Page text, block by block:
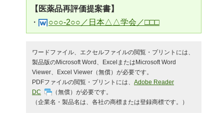
【医薬品再評価提案書】
・
○○○-2○○／日本△△学会／□□□
ワードファイル、エクセルファイルの閲覧・プリントには、
製品版のMicrosoft Word、ExcelまたはMicrosoft Word
Viewer、Excel Viewer（無償）が必要です。
PDFファイルの閲覧・プリントには、 Adobe Reader
DC
（無償）が必要です。
（企業名・製品名は、各社の商標または登録商標です。）